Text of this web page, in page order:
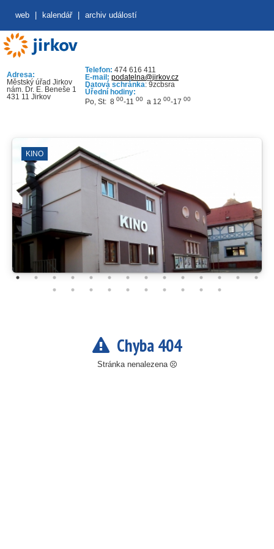
web kalendář archiv událostí
Adresa:
Městský úřad Jirkov
nám. Dr. E. Beneše 1
431 11 Jirkov
Telefon: 474 616 411
E-mail: podatelna@jirkov.cz
Datová schránka: 9zcbsra
Úřední hodiny:
Po, St: 8 00-11 00 a 12 00-17 00
KINO
Chyba 404
Stránka nenalezena